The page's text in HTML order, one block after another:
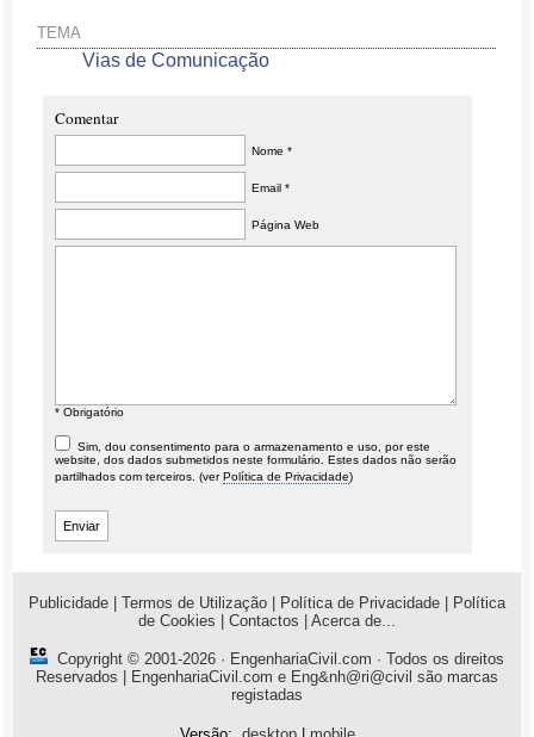
TEMA
Vias de Comunicação
Comentar
Nome *
Email *
Página Web
* Obrigatório
Sim, dou consentimento para o armazenamento e uso, por este
website, dos dados submetidos neste formulário. Estes dados não serão
partilhados com terceiros. (verPolítica de Privacidade)
Publicidade Termos de Utilização Política de Privacidade
Política
de Cookies
Contactos Acerca de...
Copyright © 2001-2026 · EngenhariaCivil.com · Todos os direitos
Reservados | EngenhariaCivil.com e Eng&nh@ri@civil são marcas
registadas